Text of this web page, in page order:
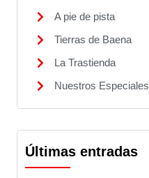
A pie de pista
Tierras de Baena
La Trastienda
Nuestros Especiales
Últimas entradas